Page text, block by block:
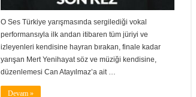
O Ses Türkiye yarışmasında sergilediği vokal
performansıyla ilk andan itibaren tüm jüriyi ve
izleyenleri kendisine hayran bırakan, finale kadar
yarışan Mert Yenihayat söz ve müziği kendisine,
düzenlemesi Can Atayılmaz’a ait …
Devam »